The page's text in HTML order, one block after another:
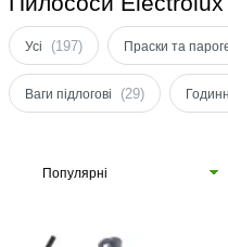
Усі (197) Праски та
Ваги підлогові (29)
Популярні